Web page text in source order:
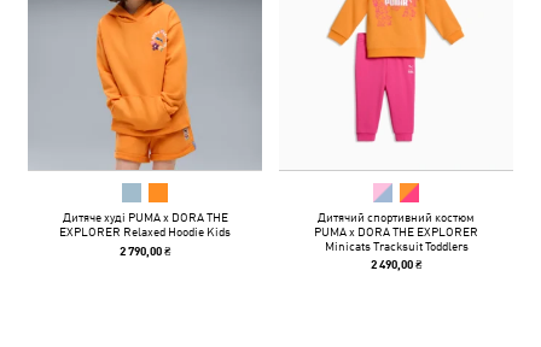
Дитяче худі PUMA x DORA THE
EXPLORER Relaxed Hoodie Kids
2 790,00 ₴
Дитячий спортивний костюм
PUMA x DORA THE EXPLORER
Minicats Tracksuit Toddlers
2 490,00 ₴